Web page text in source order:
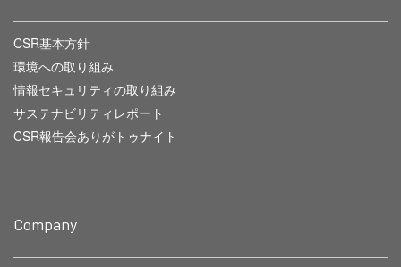
CSR基本方針
環境への取り組み
情報セキュリティの取り組み
サステナビリティレポート
CSR報告会ありがトゥナイト
Company